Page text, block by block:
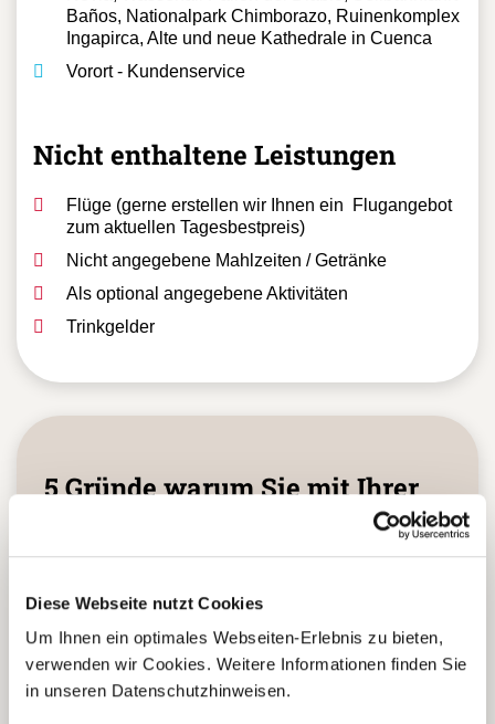
Diese Webseite nutzt Cookies
Um Ihnen ein optimales Webseiten-Erlebnis zu bieten,
verwenden wir Cookies. Weitere Informationen finden Sie
in unseren Datenschutzhinweisen.
in Baños, Wasserfall Ulba, Wasserfall Manto de la
Novia, Wasserfall Pailón del Diablo, Seilbahnfahrt
Ingapirca, Alte und neue Kathedrale in Cuenca
Nicht enthaltene Leistungen
zum aktuellen Tagesbestpreis)
Nicht angegebene Mahlzeiten / Getränke
Als optional angegebene Aktivitäten
5 Gründe warum Sie mit Ihrer
Buchung bei uns
die richtige Entscheidung
treffen: